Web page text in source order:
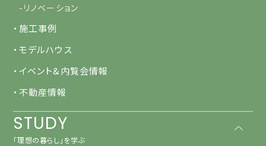
-リノベーション
・施工事例
・モデルハウス
・イベント&内覧会情報
・不動産情報
STUDY
「理想の暮らし」を学ぶ